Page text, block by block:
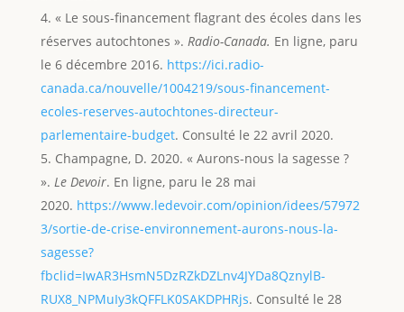
« Le sous-financement flagrant des écoles dans les
réserves autochtones ». Radio-Canada. En ligne, paru
le 6 décembre 2016. https://ici.radio-
canada.ca/nouvelle/1004219/sous-financement-
ecoles-reserves-autochtones-directeur-
parlementaire-budget. Consulté le 22 avril 2020.
Champagne, D. 2020. « Aurons-nous la sagesse ?
». Le Devoir. En ligne, paru le 28 mai
2020. https://www.ledevoir.com/opinion/idees/57972
3/sortie-de-crise-environnement-aurons-nous-la-
sagesse?
fbclid=IwAR3HsmN5DzRZkDZLnv4JYDa8QznylB-
RUX8_NPMuIy3kQFFLK0SAKDPHRjs. Consulté le 28